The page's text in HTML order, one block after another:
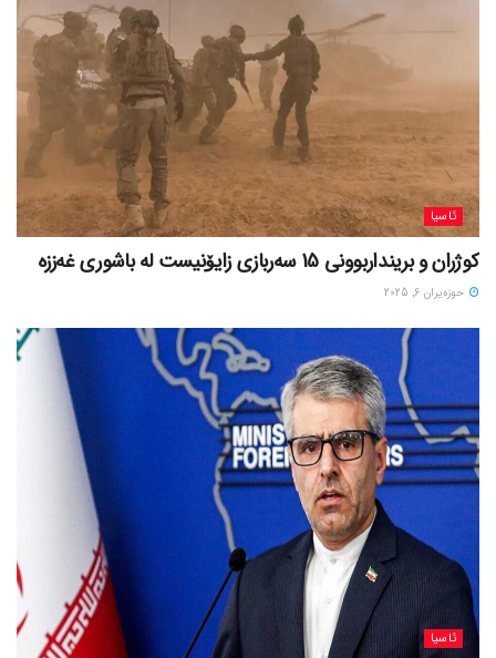
ئاسیا
کوژران و برینداربوونی 15 سەربازی زایۆنیست لە باشوری غەززە
حوزه‌یران 6, 2025
ئاسیا